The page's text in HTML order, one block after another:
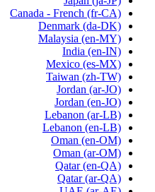
Canada - French (fr-CA)
Denmark (da-DK)
Malaysia (en-MY)
India (en-IN)
Mexico (es-MX)
Taiwan (zh-TW)
Jordan (ar-JO)
Jordan (en-JO)
Lebanon (ar-LB)
Lebanon (en-LB)
Oman (en-OM)
Oman (ar-OM)
Qatar (en-QA)
Qatar (ar-QA)